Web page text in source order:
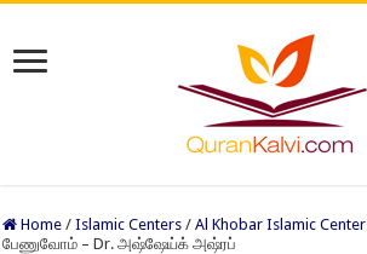
Home / Islamic Centers / Al Khobar Islamic Center
பேணுவோம் – Dr. அஷ்ஷேய்க் அஷ்ரப்